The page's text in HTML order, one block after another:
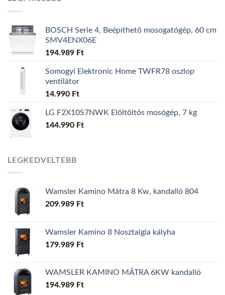
BOSCH Serie 4, Beépíthető mosogatógép, 60 cm
SMV4ENX06E
194.989 Ft
Somogyi Elektronic Home TWFR78 oszlop
ventilátor
14.990 Ft
LG F2X10S7NWK Elöltöltős mosógép, 7 kg
144.990 Ft
LEGKEDVELTEBB
Wamsler Kamino Mátra 8 Kw, kandalló 804
209.989 Ft
Wamsler Kamino 8 Nosztalgia kályha
179.989 Ft
WAMSLER KAMINO MÁTRA 6KW kandalló
194.989 Ft